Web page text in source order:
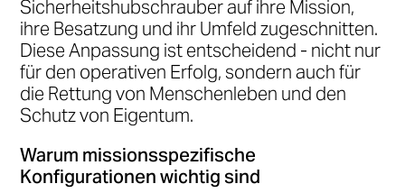
Sicherheitshubschrauber auf ihre Mission,
ihre Besatzung und ihr Umfeld zugeschnitten.
Diese Anpassung ist entscheidend - nicht nur
für den operativen Erfolg, sondern auch für
die Rettung von Menschenleben und den
Schutz von Eigentum.
Warum missionsspezifische
Konfigurationen wichtig sind